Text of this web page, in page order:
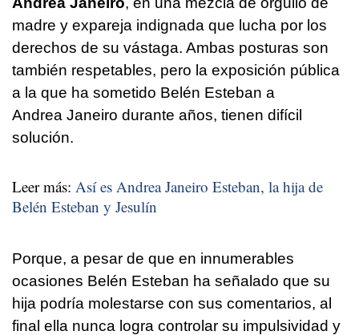
madre y expareja indignada que lucha por los
derechos de su vástaga. Ambas posturas son
también respetables, pero la exposición pública
a la que ha sometido Belén Esteban a
Andrea Janeiro durante años, tienen difícil
solución.
Leer más: Así es Andrea Janeiro Esteban, la hija de
Belén Esteban y Jesulín
Porque, a pesar de que en innumerables
ocasiones Belén Esteban ha señalado que su
hija podría molestarse con sus comentarios, al
final ella nunca logra controlar su impulsividad y